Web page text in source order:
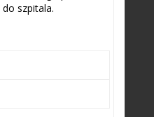
szpitala.